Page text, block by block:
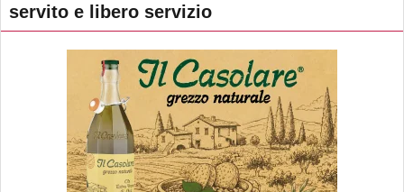
servito e libero servizio